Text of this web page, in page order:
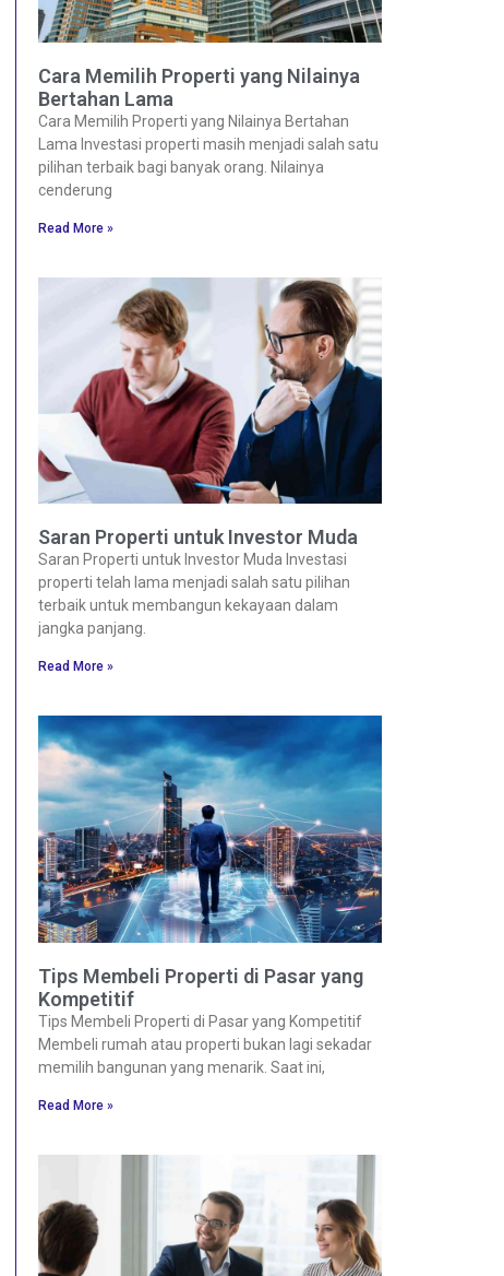
Cara Memilih Properti yang Nilainya
Bertahan Lama
Cara Memilih Properti yang Nilainya Bertahan
Lama Investasi properti masih menjadi salah satu
pilihan terbaik bagi banyak orang. Nilainya
cenderung
Read More »
Saran Properti untuk Investor Muda
Saran Properti untuk Investor Muda Investasi
properti telah lama menjadi salah satu pilihan
terbaik untuk membangun kekayaan dalam
jangka panjang.
Read More »
Tips Membeli Properti di Pasar yang
Kompetitif
Tips Membeli Properti di Pasar yang Kompetitif
Membeli rumah atau properti bukan lagi sekadar
memilih bangunan yang menarik. Saat ini,
Read More »